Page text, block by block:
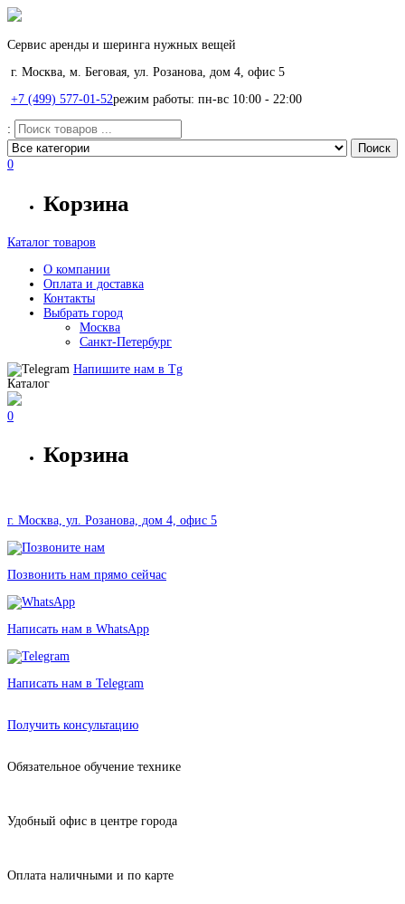
Сервис аренды и шеринга нужных вещей
г. Москва, м. Беговая, ул. Розанова, дом 4, офис 5
+7 (499) 577-01-52режим работы: пн-вс 10:00 - 22:00
:
0
Корзина
Каталог товаров
О компании
Оплата и доставка
Контакты
Выбрать город
Москва
Санкт-Петербург
Напишите нам в Tg
Каталог
0
Корзина
г. Москва, ул. Розанова, дом 4, офис 5
Позвонить нам прямо сейчас
Написать нам в WhatsApp
Написать нам в Telegram
Получить консультацию
Обязательное обучение технике
Удобный офис в центре города
Оплата наличными и по карте